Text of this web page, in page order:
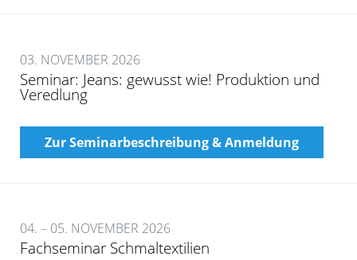
03. NOVEMBER 2026
Seminar: Jeans: gewusst wie! Produktion und
Veredlung
Zur Seminarbeschreibung & Anmeldung
04. – 05. NOVEMBER 2026
Fachseminar Schmaltextilien